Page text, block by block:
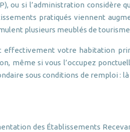
si l’administration considère
pratiqués viennent
plusieurs meublés de
votre habitation
même si vous l’occupez
sous conditions de remploi :
des Établissements